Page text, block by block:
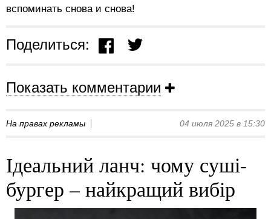
вспоминать снова и снова!
Поделиться:
Показать комментарии
На правах рекламы 04 июля 2025 в 15:30
Ідеальний ланч: чому суші-
бургер – найкращий вибір